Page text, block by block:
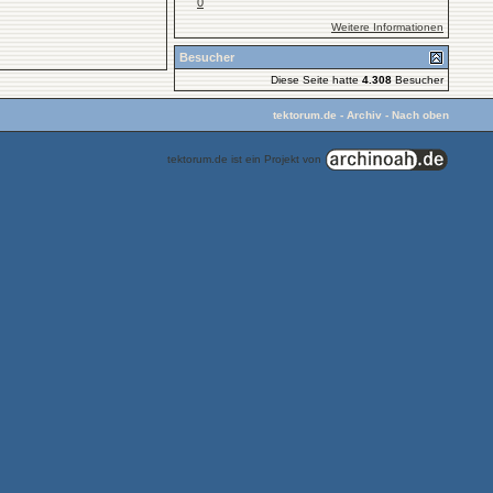
Weitere Informationen
Besucher
Diese Seite hatte 4.308 Besucher
tektorum.de - Archiv - Nach oben
tektorum.de ist ein Projekt von